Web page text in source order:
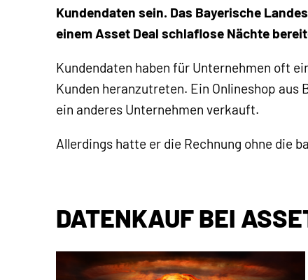
Kundendaten sein. Das Bayerische
einem Asset Deal schlaflose Nächte
Kundendaten haben für Unternehmen oft
Kunden heranzutreten. Ein Onlineshop aus
ein anderes Unternehmen verkauft.
Allerdings hatte er die Rechnung ohne die
DATENKAUF BEI